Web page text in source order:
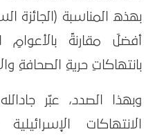
بهذه المناسبة (الجائزة
أفضلَ مقارنةً
بانتهاكاتِ حريةِ الصحافةِ
وبهذا الصدد، عبّر
الانتهاكات